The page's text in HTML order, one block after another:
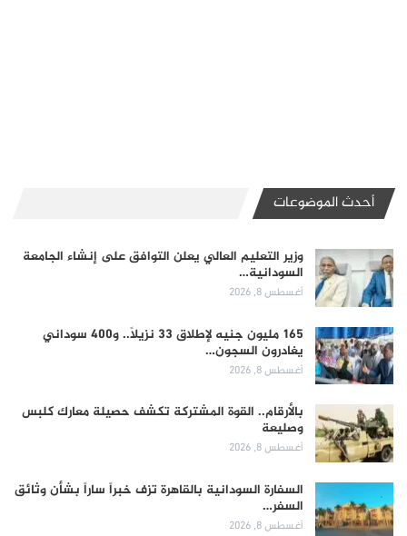
أحدث الموضوعات
وزير التعليم العالي يعلن التوافق على إنشاء الجامعة
السودانية…
أغسطس 8, 2026
165 مليون جنيه لإطلاق 33 نزيلاً.. و400 سوداني
يغادرون السجون…
أغسطس 8, 2026
بالأرقام.. القوة المشتركة تكشف حصيلة معارك كلبس
وصليعة
أغسطس 8, 2026
السفارة السودانية بالقاهرة تزف خبراً ساراً بشأن وثائق
السفر…
أغسطس 8, 2026